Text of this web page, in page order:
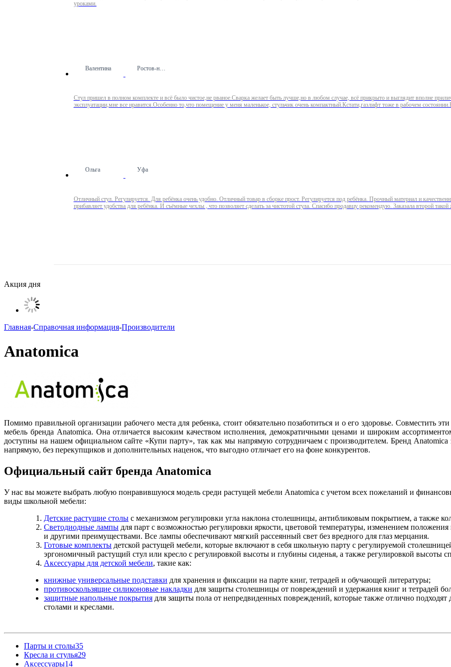
уроками.
Валентина Ростов-на-Дону
Стул пришел в полном комплекте и всё было чистое,не рваное.Сварка желает быть лучше,но в любом случае, всё прикрыто и выглядит вполне
эксплуатации,мне все нравится.Особенно то,что помещение у меня маленькое, стульчик очень компактный.Кстати,газлифт тоже в рабочем
Ольга Уфа
Отличный стул. Регулируется. Для ребёнка очень удобно. Отличный товар в сборке прост. Регулируется под ребёнка. Прочный материал и
прибавляет удобства для ребёнка. И съёмные чехлы , что позволяет сделать за чистотой стула. Спасибо продавцу рекомендую. Заказала второй
Акция дня
Главная-Справочная информация-Производители
Anatomica
Помимо правильной организации рабочего места для ребенка, стоит обязательно позаботиться и о его здоровье. Совместить
мебель бренда Anatomica. Она отличается высоким качеством исполнения, демократичными ценами и широким
доступны на нашем официальном сайте «Купи парту», так как мы напрямую сотрудничаем с производителем. Бренд Anatomica
напрямую, без перекупщиков и дополнительных наценок, что выгодно отличает его на фоне конкурентов.
Официальный сайт бренда Anatomica
У нас вы можете выбрать любую понравившуюся модель среди растущей мебели Anatomica с учетом всех пожеланий и
виды школьной мебели:
Детские растущие столы с механизмом регулировки угла наклона столешницы, антибликовым покрытием, а также
Светодиодные лампы для парт с возможностью регулировки яркости, цветовой температуры, изменением
и другими преимуществами. Все лампы обеспечивают мягкий рассеянный свет без вредного для глаз мерцания.
Готовые комплекты детской растущей мебели, которые включают в себя школьную парту с регулируемой
эргономичный растущий стул или кресло с регулировкой высоты и глубины сиденья, а также регулировкой высоты
Аксессуары для детской мебели, такие как:
книжные универсальные подставки для хранения и фиксации на парте книг, тетрадей и обучающей литературы;
противоскользящие силиконовые накладки для защиты столешницы от повреждений и удержания книг и тетрадей
защитные напольные покрытия для защиты пола от непредвиденных повреждений, которые также отлично подходят
столами и креслами.
Парты и столы35
Кресла и стулья29
Аксессуары14